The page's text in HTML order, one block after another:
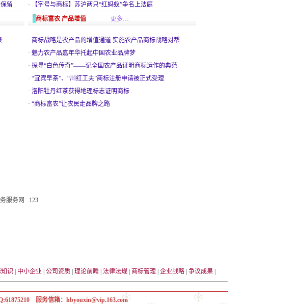
留
·
【字号与商标】苏沪两只“红蚂蚁”争名上法庭
商标富农 产品增值 更多…
· 商标战略是农产品的增值通道 实施农产品商标战略对帮
· 魅力农产品嘉年华托起中国农业品牌梦
· 探寻“白色传奇”——记全国农产品证明商标运作的典范
· “宜宾早茶”、“川红工夫”商标注册申请被正式受理
· 洛阳牡丹红茶获得地理标志证明商标
· “商标富农”让农民走品牌之路
服务网 123
识 中小企业| 公司资质| 理论前瞻| 法律法规| 商标管理| 企业战略| 争议成果|
服务信箱： hbyouxin@vip.163.com